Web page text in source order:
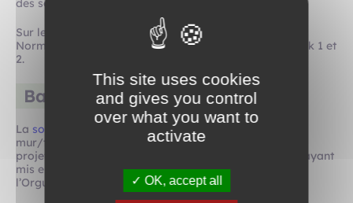
des solutions en accéléré.
Sur les 7 chantiers de rénovation, 5 sont situés en
Normandie et ont permis de tester les solutions Baticok 1 et
2.
Baticok 1
La solution Baticok 1
permet de traiter la jonction
mur/toiture pour améliorer l’isolation de la toiture. Le
projet RESTORE a suivi trois chantiers en Normandie ayant
mis en place la solution Baticok 1 : à Bretteville-
l’Orgueilleuse, Fleury-sur-Orne et Ponts-sur-Seulles.
This site uses cookies
and gives you control
over what you want to
activate
OK, accept all